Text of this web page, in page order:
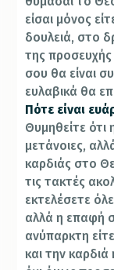
είσαι μόνος
δουλειά, στο
της
σου θα είναι
ευλαβικά θα
Πότε είναι
Θυμηθείτε ότι
μετάνοιες,
καρδιάς στο
τις τακτές
εκτελέσετε
αλλά η επαφή
ανύπαρκτη
και την